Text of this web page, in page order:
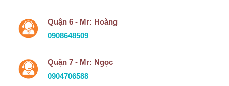
Quận 6 - Mr: Hoàng
0908648509
Quận 7 - Mr: Ngọc
0904706588